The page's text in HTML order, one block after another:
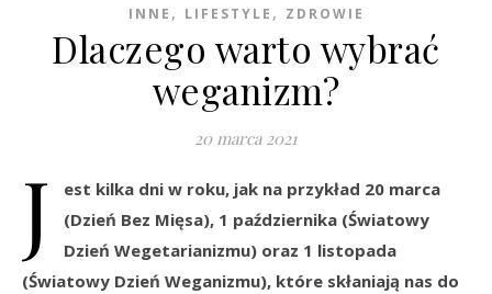
INNE , LIFESTYLE , ZDROWIE
Dlaczego warto wybrać
weganizm?
20 marca 2021
J
est kilka dni w roku, jak na przykład 20 marca
(Dzień Bez Mięsa), 1 października (Światowy
Dzień Wegetarianizmu) oraz 1 listopada
(Światowy Dzień Weganizmu), które skłaniają nas do